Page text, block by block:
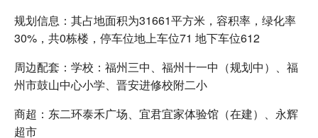
规划信息：其占地面积为31661平方米，容积率，绿化率
30%，共0栋楼，停车位地上车位71 地下车位612
周边配套：学校：福州三中、福州十一中（规划中）、福
州市鼓山中心小学、晋安进修校附二小
商超：东二环泰禾广场、宜君宜家体验馆（在建）、永辉
超市